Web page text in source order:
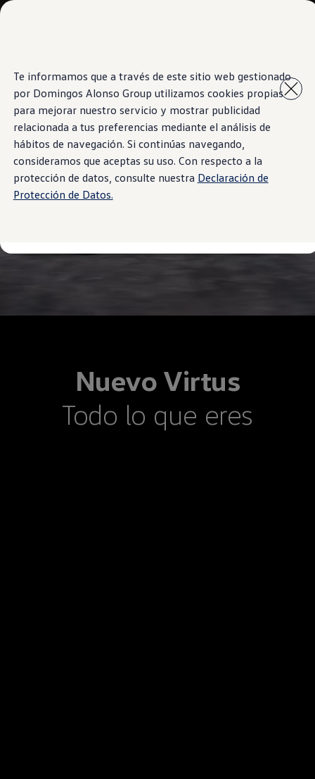
Te informamos que a través de este sitio web gestionado
por Domingos Alonso Group utilizamos cookies propias
para mejorar nuestro servicio y mostrar publicidad
relacionada a tus preferencias mediante el análisis de
hábitos de navegación. Si continúas navegando,
consideramos que aceptas su uso. Con respecto a la
protección de datos, consulte nuestra Declaración de
Protección de Datos.
contenido
principal
a pie
de
página
Marca y Experiencia
Volkswagen Venezuela
Latin NCAP
Espacio Exclusivo para Prensa
Tengo un Volkswagen
Postventas
Servicios
Piezas originales
Manuales Volkswagen
Takata airbag recall campaign
Nuevo Virtus
Todo lo que eres